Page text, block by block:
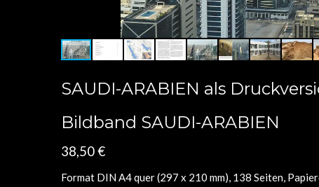
SAUDI-ARABIEN als
Bildband SAUDI-ARABIEN
38,50 €
Format DIN A4 quer (297 x 210 mm), 138 Seiten,